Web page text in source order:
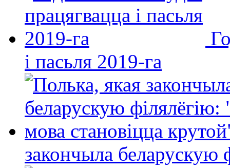
і пасьля 2019-га
закончыла беларускую